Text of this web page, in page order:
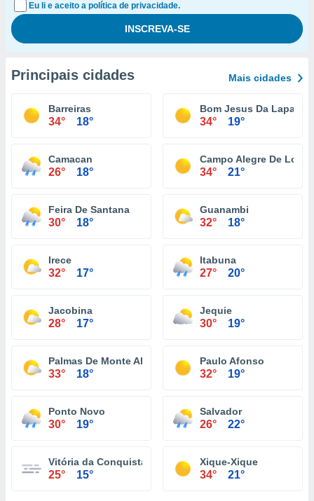
Eu li e aceito a política de privacidade.
Principais cidades Mais cidades
Barreiras
34° 18°
Bom Jesus Da Lapa
34° 19°
Camacan
26° 18°
Campo Alegre De
34° 21°
Feira De Santana
30° 18°
Guanambi
32° 18°
Irece
32° 17°
Itabuna
27° 20°
Jacobina
28° 17°
Jequie
30° 19°
Palmas De Monte Alto
33° 18°
Paulo Afonso
32° 19°
Ponto Novo
30° 19°
Salvador
26° 22°
Vitória da Conquista
25° 15°
Xique-Xique
34° 21°